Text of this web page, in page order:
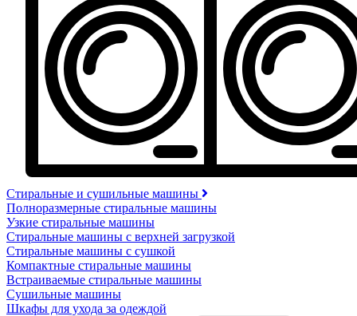
Стиральные и сушильные машины
Полноразмерные стиральные машины
Узкие стиральные машины
Стиральные машины с верхней загрузкой
Стиральные машины с сушкой
Компактные стиральные машины
Встраиваемые стиральные машины
Сушильные машины
Шкафы для ухода за одеждой